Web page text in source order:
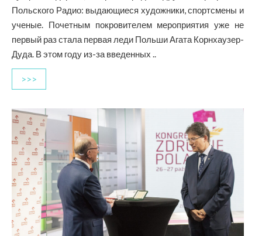
Польского Радио: выдающиеся художники, спортсмены и
ученые. Почетным покровителем мероприятия уже не
первый раз стала первая леди Польши Агата Корнхаузер-
Дуда. В этом году из-за введенных ..
>>>